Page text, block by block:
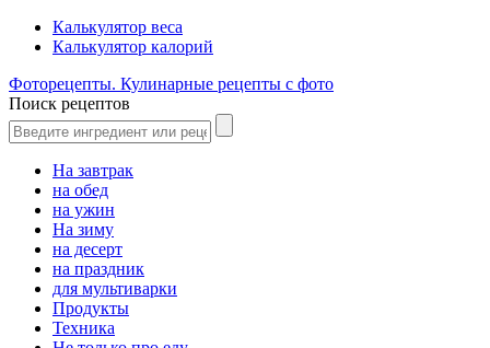
Калькулятор веса
Калькулятор калорий
Фоторецепты. Кулинарные рецепты с фото
Поиск рецептов
На завтрак
на обед
на ужин
На зиму
на десерт
на праздник
для мультиварки
Продукты
Техника